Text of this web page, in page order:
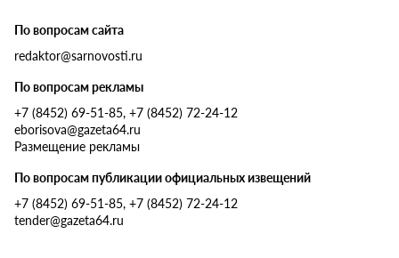
По вопросам сайта
redaktor@sarnovosti.ru
По вопросам рекламы
+7 (8452) 69-51-85, +7 (8452) 72-24-12
eborisova@gazeta64.ru
Размещение рекламы
По вопросам публикации официальных извещений
+7 (8452) 69-51-85, +7 (8452) 72-24-12
tender@gazeta64.ru